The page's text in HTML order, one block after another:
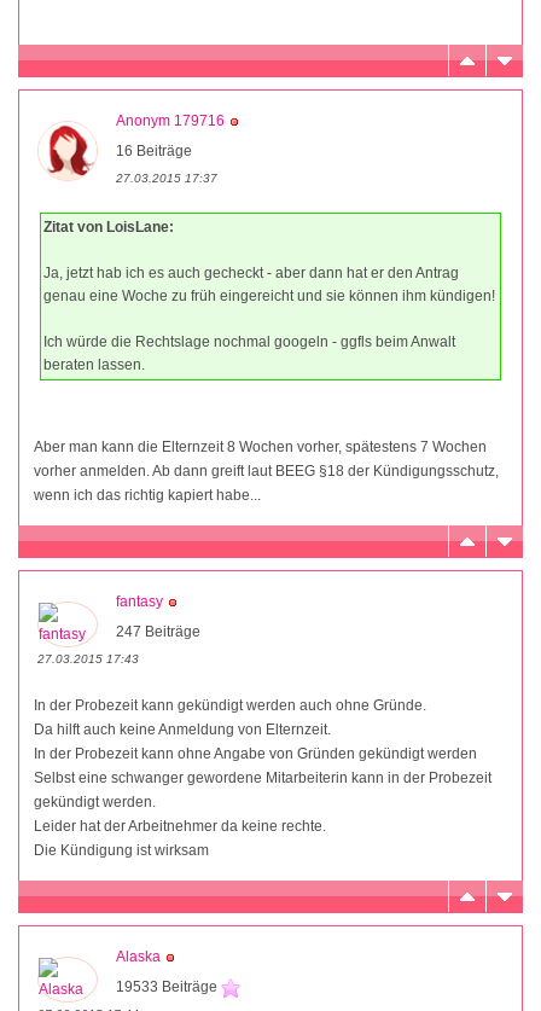
Anonym 179716
16 Beiträge
27.03.2015 17:37
Zitat von LoisLane:
Ja, jetzt hab ich es auch gecheckt - aber dann hat er den Antrag
genau eine Woche zu früh eingereicht und sie können ihm kündigen!
Ich würde die Rechtslage nochmal googeln - ggfls beim Anwalt
beraten lassen.
Aber man kann die Elternzeit 8 Wochen vorher, spätestens 7 Wochen
vorher anmelden. Ab dann greift laut BEEG §18 der Kündigungsschutz,
wenn ich das richtig kapiert habe...
fantasy
247 Beiträge
27.03.2015 17:43
In der Probezeit kann gekündigt werden auch ohne Gründe.
Da hilft auch keine Anmeldung von Elternzeit.
In der Probezeit kann ohne Angabe von Gründen gekündigt werden
Selbst eine schwanger gewordene Mitarbeiterin kann in der Probezeit
gekündigt werden.
Leider hat der Arbeitnehmer da keine rechte.
Die Kündigung ist wirksam
Alaska
19533 Beiträge